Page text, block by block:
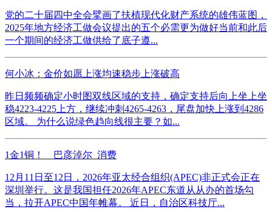
党的二十届四中全会擘画了扶植现代化财产系统的雄伟蓝图，
2025年地方经济工做会议提出的五个必需更为做好当前和此后
一个期间的经济工做供给了底子遵...
何小冰：金价如愿上涨均速稳步上涨破高
昨日频频确定小时图双线区域的支持，确定支持后向上坐上坐
稳4223-4225上方，继续冲刺4265-4263，尾盘加快上涨到4286
区域。 为什么说绿色趋向线很主要？如...
1金1铜！__巴彦淖尔_消费
12月11日至12日，2026年亚太经合组织(APEC)非正式会正在
深圳举行。这是我国担任2026年APEC东道从从办的首场勾
当，拉开APEC中国年帷幕。 近日，自治区科技厅...